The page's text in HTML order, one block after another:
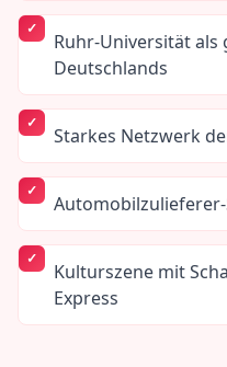
Ruhr-Universität als
Deutschlands
Starkes Netzwerk
Kulturszene mit
Express